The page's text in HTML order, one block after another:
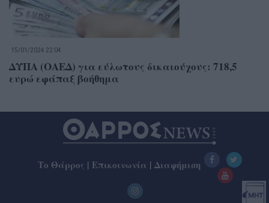
15/01/2024 22:04
ΔΥΠΑ (ΟΑΕΔ) για εύλωτους δικαιούχους: 718,5
ευρώ εφάπαξ βοήθημα
Το Θάρρος | Επικοινωνία | Διαφήμιση